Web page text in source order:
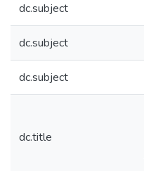
dc.subject
dc.subject
dc.subject
dc.title